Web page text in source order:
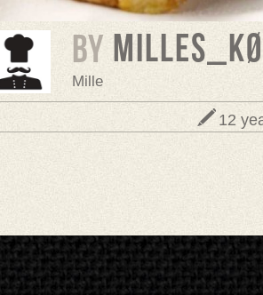
BY
Mille
12